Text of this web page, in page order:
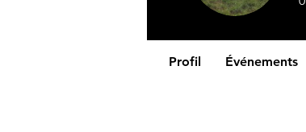
Profil Événements